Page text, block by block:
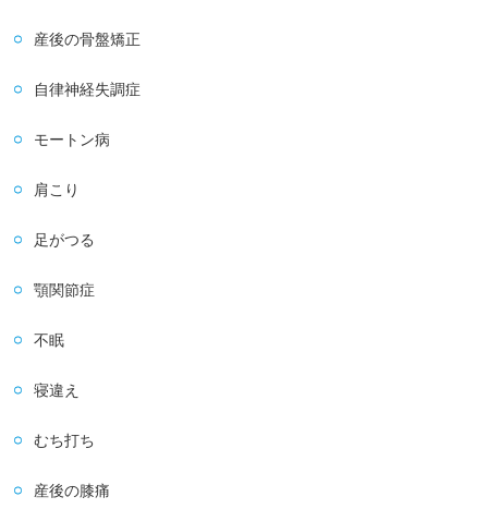
産後の骨盤矯正
自律神経失調症
モートン病
肩こり
足がつる
顎関節症
不眠
寝違え
むち打ち
産後の膝痛